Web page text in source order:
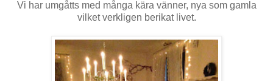
Vi har umgåtts med många kära vänner, nya som gamla
vilket verkligen berikat livet.